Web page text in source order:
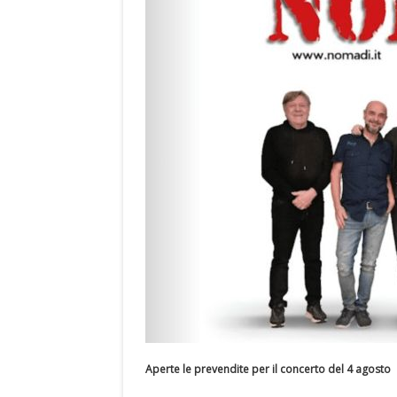
Aperte le prevendite per il concerto del 4 agosto